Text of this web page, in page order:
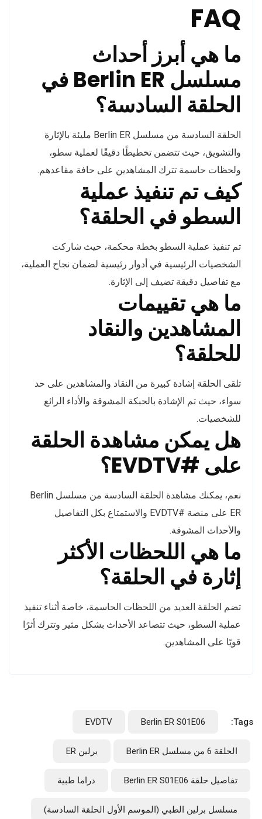
FAQ
ما هي أبرز أحداث
مسلسل Berlin ER في
الحلقة السادسة؟
الحلقة السادسة من مسلسل Berlin ER مليئة بالإثارة
والتشويق، حيث تتضمن تخطيطًا دقيقًا لعملية سطو،
ولحظات حاسمة تترك المشاهدين على حافة مقاعدهم.
كيف تم تنفيذ عملية
السطو في الحلقة؟
تم تنفيذ عملية السطو بخطة محكمة، حيث شاركت
الشخصيات الرئيسية في أدوار رئيسية لضمان نجاح العملية،
مع تفاصيل دقيقة تضيف إلى الإثارة.
ما هي تقييمات
المشاهدين والنقاد
للحلقة؟
تلقى الحلقة إشادة كبيرة من النقاد والمشاهدين على حد
سواء، حيث تم الإشادة بالحبكة المشوقة والأداء الرائع
للشخصيات.
هل يمكن مشاهدة الحلقة
على #EVDTV؟
نعم، يمكنك مشاهدة الحلقة السادسة من مسلسل Berlin
ER على منصة #EVDTV والاستمتاع بكل التفاصيل
والأحداث المشوقة.
ما هي اللحظات الأكثر
إثارة في الحلقة؟
تضم الحلقة العديد من اللحظات الحاسمة، خاصة أثناء تنفيذ
عملية السطو، حيث تتصاعد الأحداث بشكل مثير وتترك أثرًا
قويًا على المشاهدين.
Tags:
Berlin ER S01E06
EVDTV
الحلقة 6 من مسلسل Berlin ER برلين ER
تفاصيل حلقة Berlin ER S01E06 دراما طبية
مسلسل برلين الطبي (الموسم الأول الحلقة السادسة)